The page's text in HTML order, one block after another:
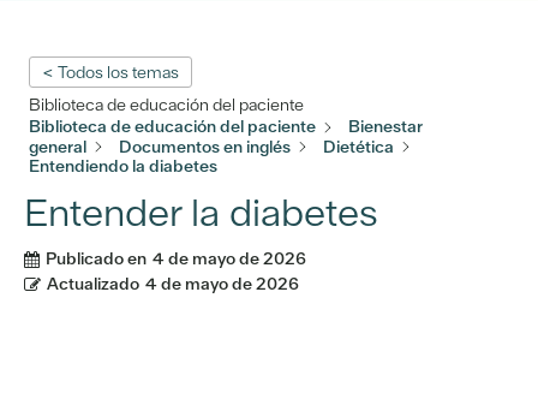
< Todos los temas
Biblioteca de educación del paciente
Biblioteca de educación del paciente
Bienestar
general
Documentos en inglés
Dietética
Entendiendo la diabetes
Entender la diabetes
Publicado en 4 de mayo de 2026
Actualizado 4 de mayo de 2026